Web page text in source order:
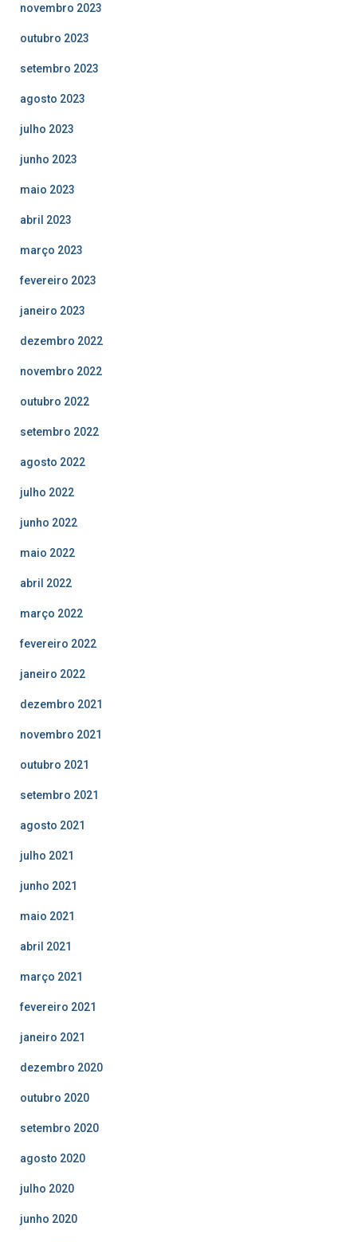
novembro 2023
outubro 2023
setembro 2023
agosto 2023
julho 2023
junho 2023
maio 2023
abril 2023
março 2023
fevereiro 2023
janeiro 2023
dezembro 2022
novembro 2022
outubro 2022
setembro 2022
agosto 2022
julho 2022
junho 2022
maio 2022
abril 2022
março 2022
fevereiro 2022
janeiro 2022
dezembro 2021
novembro 2021
outubro 2021
setembro 2021
agosto 2021
julho 2021
junho 2021
maio 2021
abril 2021
março 2021
fevereiro 2021
janeiro 2021
dezembro 2020
outubro 2020
setembro 2020
agosto 2020
julho 2020
junho 2020